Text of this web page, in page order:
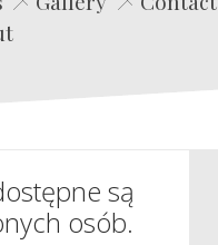
są
osób.